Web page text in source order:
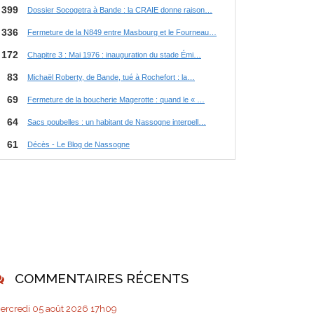
COMMENTAIRES RÉCENTS
05 août 2026 17h09